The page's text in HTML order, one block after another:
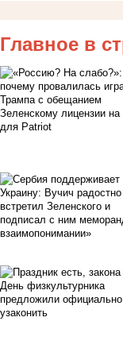
Главное в